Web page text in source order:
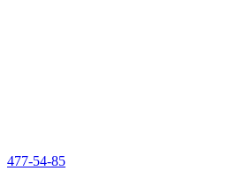
477-54-85